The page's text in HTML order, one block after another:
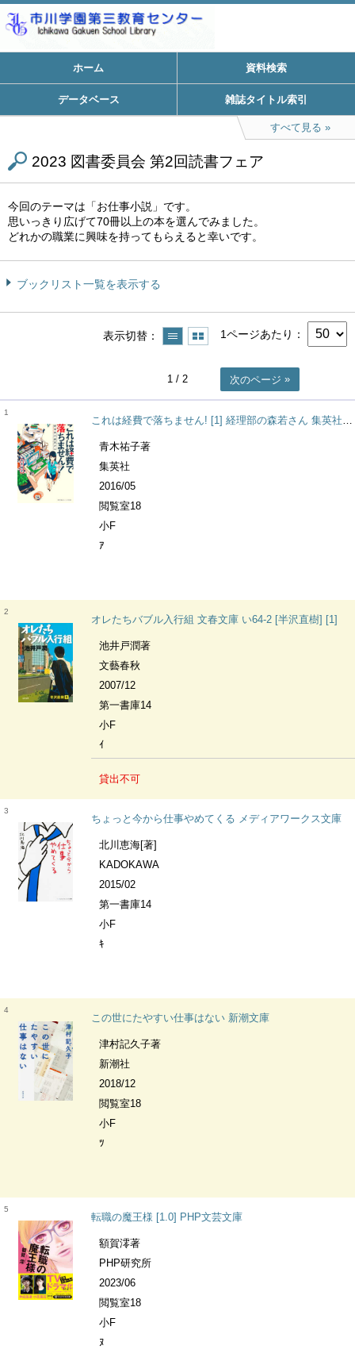
ホーム 資料検索
データベース 雑誌タイトル索引
すべて見る
2023 図書委員会 第2回読書フェア
今回のテーマは「お仕事小説」です。
思いっきり広げて70冊以上の本を選んでみました。
どれかの職業に興味を持ってもらえると幸いです。
ブックリスト一覧を表示する
表示切替 1ページあたり
1 / 2 次のページ
1
これは経費で落ちません! [1] 経理部の森若さん 集英社オレンジ文庫
青木祐子著
集英社
2016/05
閲覧室18
小F
ｱ
2
オレたちバブル入行組 文春文庫 い64-2 [半沢直樹] [1]
池井戸潤著
文藝春秋
2007/12
第一書庫14
小F
ｲ
貸出不可
3
ちょっと今から仕事やめてくる メディアワークス文庫
北川恵海[著]
KADOKAWA
2015/02
第一書庫14
小F
ｷ
4
この世にたやすい仕事はない 新潮文庫
津村記久子著
新潮社
2018/12
閲覧室18
小F
ﾂ
5
転職の魔王様 [1.0] PHP文芸文庫
額賀澪著
PHP研究所
2023/06
閲覧室18
小F
ﾇ